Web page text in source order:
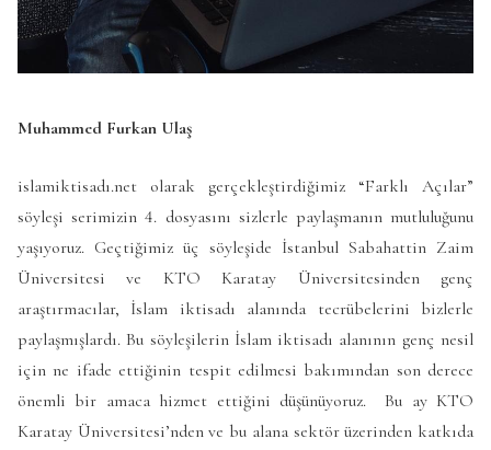
Muhammed Furkan Ulaş
islamiktisadı.net olarak gerçekleştirdiğimiz “Farklı Açılar”
söyleşi serimizin 4. dosyasını sizlerle paylaşmanın mutluluğunu
yaşıyoruz. Geçtiğimiz üç söyleşide İstanbul Sabahattin Zaim
Üniversitesi ve KTO Karatay Üniversitesinden genç
araştırmacılar, İslam iktisadı alanında tecrübelerini bizlerle
paylaşmışlardı. Bu söyleşilerin İslam iktisadı alanının genç nesil
için ne ifade ettiğinin tespit edilmesi bakımından son derece
önemli bir amaca hizmet ettiğini düşünüyoruz. Bu ay KTO
Karatay Üniversitesi’nden ve bu alana sektör üzerinden katkıda